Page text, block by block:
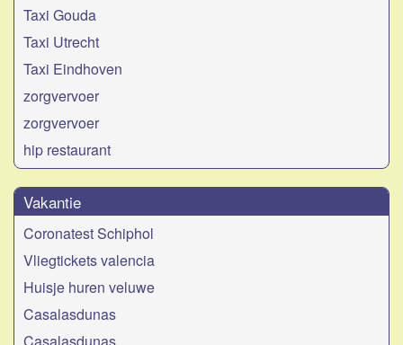
Taxi Gouda
Taxi Utrecht
Taxi Eindhoven
zorgvervoer
zorgvervoer
hip restaurant
Vakantie
Coronatest Schiphol
Vliegtickets valencia
Huisje huren veluwe
Casalasdunas